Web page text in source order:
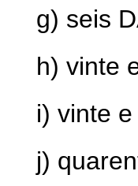
g) seis
h) vinte
i) vinte
j)